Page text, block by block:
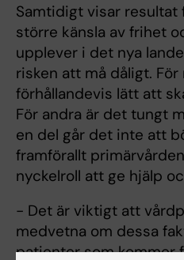
Samtidigt visar
större känsla av frihet
upplever i det nya
risken att må dåligt.
förhållandevis lätt att
För andra är det tungt
en del går det inte att
framförallt
nyckelroll att ge hjälp
- Det är viktigt att
medvetna om dessa
patienter som kommer